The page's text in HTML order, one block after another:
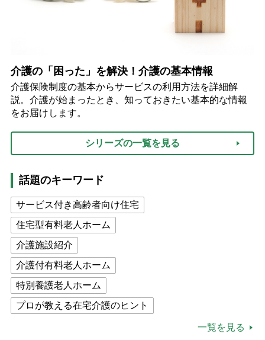
介護の「困った」を解決！介護の基本情報
介護保険制度の基本からサービスの利用方法を詳細解
説。介護が始まったとき、知っておきたい基本的な情報
をお届けします。
シリーズの一覧を見る
話題のキーワード
サービス付き高齢者向け住宅
住宅型有料老人ホーム
介護施設紹介
介護付有料老人ホーム
特別養護老人ホーム
プロが教える在宅介護のヒント
一覧を見る